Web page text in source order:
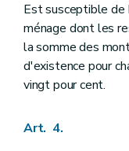
Est susceptible de
ménage dont les
la somme des
d'existence pour
vingt pour cent.
Art. 4.